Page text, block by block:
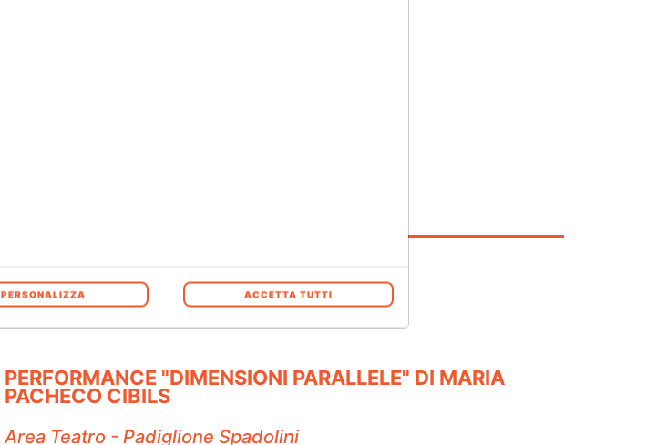
Ore 15.00
PERFORMANCE "DIMENSIONI PARALLELE" DI MARIA
PACHECO CIBILS
Area Teatro - Padiglione Spadolini
PERSONALIZZA ACCETTA TUTTI